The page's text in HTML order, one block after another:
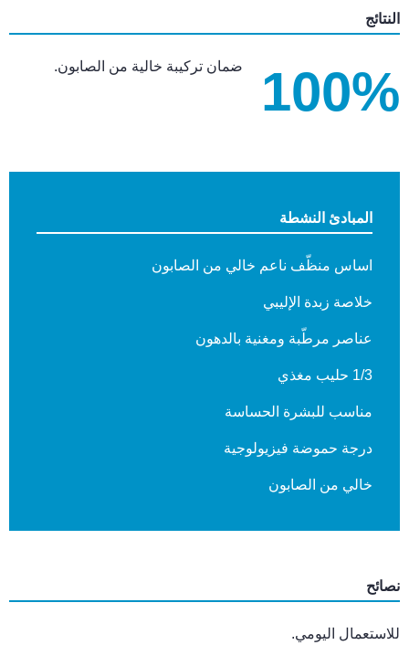
النتائج
100% ضمان تركيبة خالية من الصابون.
المبادئ النشطة
اساس منظّف ناعم خالي من الصابون
خلاصة زبدة الإليبي
عناصر مرطّبة ومغنية بالدهون
1/3 حليب مغذي
مناسب للبشرة الحساسة
درجة حموضة فيزيولوجية
خالي من الصابون
نصائح
للاستعمال اليومي.